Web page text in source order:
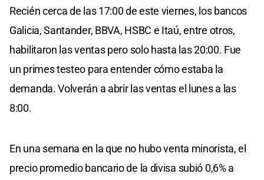
Recién cerca de las 17:00 de este viernes, los bancos
Galicia, Santander, BBVA, HSBC e Itaú, entre otros,
habilitaron las ventas pero solo hasta las 20:00. Fue
un primes testeo para entender cómo estaba la
demanda. Volverán a abrir las ventas el lunes a las
8:00.
En una semana en la que no hubo venta minorista, el
precio promedio bancario de la divisa subió 0,6% a